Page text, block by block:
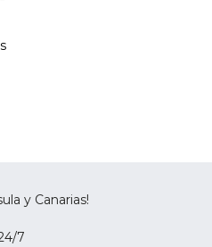
y Canarias!
7